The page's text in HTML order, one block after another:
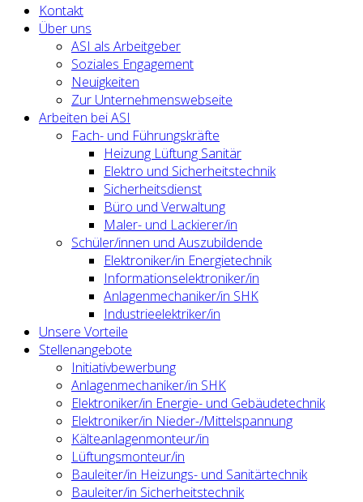
Kontakt
Über uns
ASI als Arbeitgeber
Soziales Engagement
Neuigkeiten
Zur Unternehmenswebseite
Arbeiten bei ASI
Fach- und Führungskräfte
Heizung Lüftung Sanitär
Elektro und Sicherheitstechnik
Sicherheitsdienst
Büro und Verwaltung
Maler- und Lackierer/in
Schüler/innen und Auszubildende
Elektroniker/in Energietechnik
Informationselektroniker/in
Anlagenmechaniker/in SHK
Industrieelektriker/in
Unsere Vorteile
Stellenangebote
Initiativbewerbung
Anlagenmechaniker/in SHK
Elektroniker/in Energie- und Gebäudetechnik
Elektroniker/in Nieder-/Mittelspannung
Kälteanlagenmonteur/in
Lüftungsmonteur/in
Bauleiter/in Heizungs- und Sanitärtechnik
Bauleiter/in Sicherheitstechnik